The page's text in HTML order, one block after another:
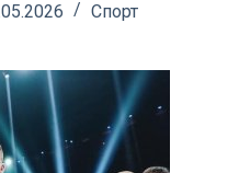
Спорт